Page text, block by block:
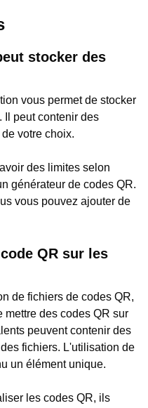
stocker des
vous permet de stocker
Il peut contenir des
votre choix.
des limites selon
générateur de codes QR.
vous pouvez ajouter de
QR sur les
de fichiers de codes QR,
mettre des codes QR sur
peuvent contenir des
fichiers. L'utilisation de
un élément unique.
les codes QR, ils